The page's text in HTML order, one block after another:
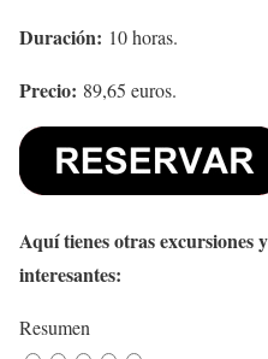
Duración: 10 horas.
Precio: 89,65 euros.
Aquí tienes otras excursiones
interesantes:
Resumen